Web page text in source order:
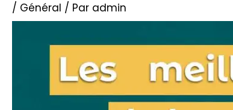
/ Général / Par admin